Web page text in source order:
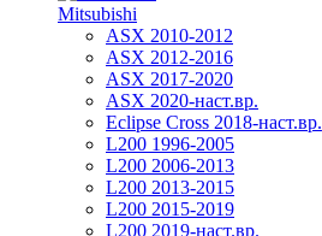
Mitsubishi
ASX 2010-2012
ASX 2012-2016
ASX 2017-2020
ASX 2020-наст.вр.
Eclipse Cross 2018-наст.вр.
L200 1996-2005
L200 2006-2013
L200 2013-2015
L200 2015-2019
L200 2019-наст.вр.